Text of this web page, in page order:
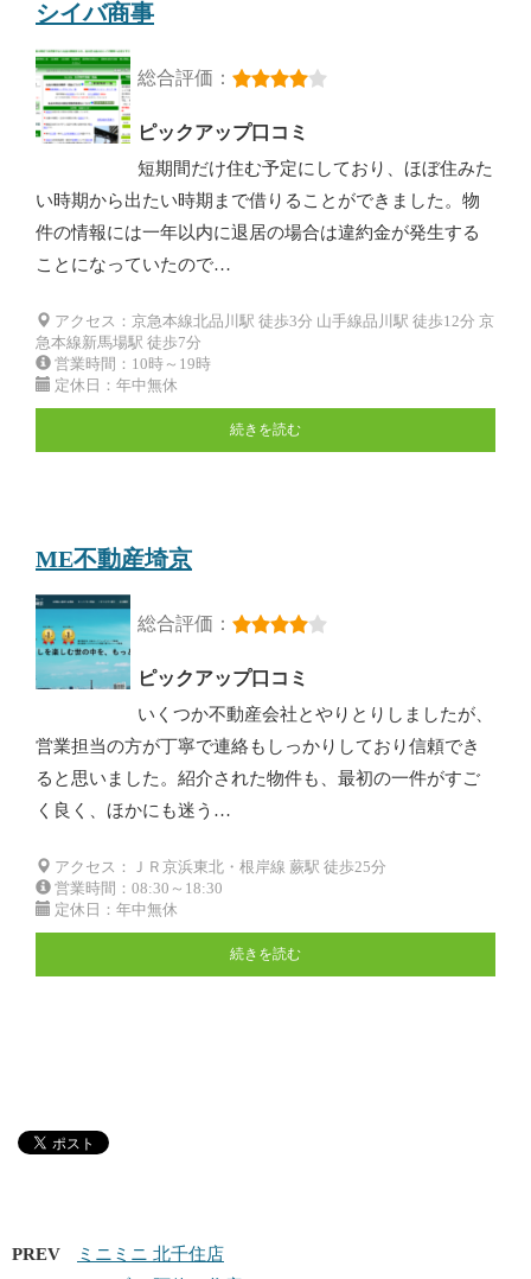
シイバ商事
総合評価：
ピックアップ口コミ
短期間だけ住む予定にしており、ほぼ住みた
い時期から出たい時期まで借りることができました。物
件の情報には一年以内に退居の場合は違約金が発生する
ことになっていたので…
アクセス：京急本線北品川駅 徒歩3分 山手線品川駅 徒歩12分 京
急本線新馬場駅 徒歩7分
営業時間：10時～19時
定休日：年中無休
続きを読む
ME不動産埼京
総合評価：
ピックアップ口コミ
いくつか不動産会社とやりとりしましたが、
営業担当の方が丁寧で連絡もしっかりしており信頼でき
ると思いました。紹介された物件も、最初の一件がすご
く良く、ほかにも迷う…
アクセス：ＪＲ京浜東北・根岸線 蕨駅 徒歩25分
営業時間：08:30～18:30
定休日：年中無休
続きを読む
PREV
ミニミニ 北千住店